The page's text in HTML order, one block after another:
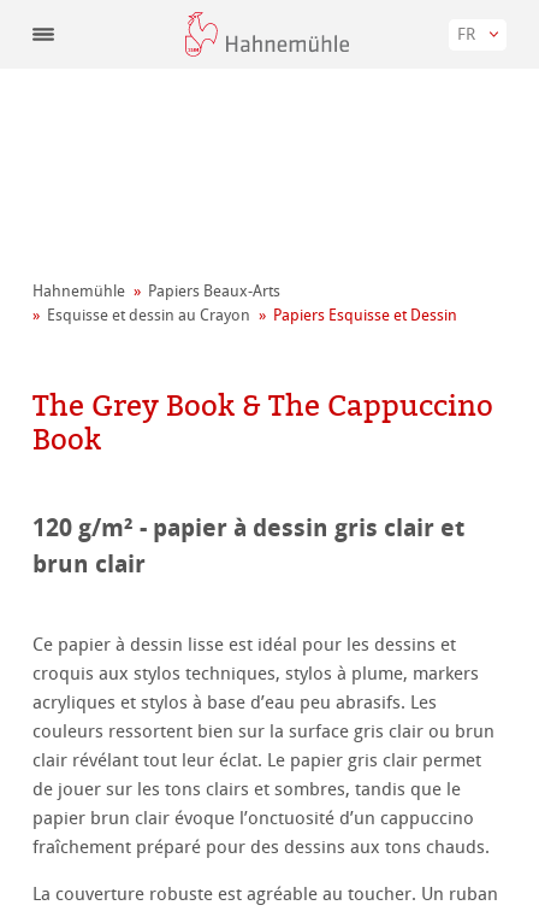
FR
Hahnemühle
Papiers Beaux-Arts
Esquisse et dessin au Crayon
Papiers Esquisse et Dessin
The Grey Book & The Cappuccino
Book
120 g/m² - papier à dessin gris clair et
brun clair
Ce papier à dessin lisse est idéal pour les dessins et
croquis aux stylos techniques, stylos à plume, markers
acryliques et stylos à base d’eau peu abrasifs. Les
couleurs ressortent bien sur la surface gris clair ou brun
clair révélant tout leur éclat. Le papier gris clair permet
de jouer sur les tons clairs et sombres, tandis que le
papier brun clair évoque l’onctuosité d’un cappuccino
fraîchement préparé pour des dessins aux tons chauds.
La couverture robuste est agréable au toucher. Un ruban